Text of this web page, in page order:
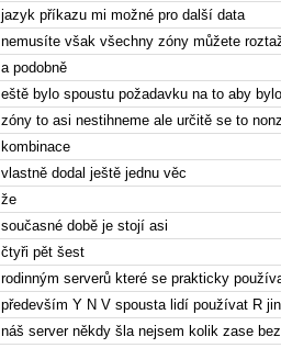
jazyk příkazu mi možné pro další data
nemusíte však všechny zóny můžete
a podobně
eště bylo spoustu požadavku na to aby
zóny to asi nestihneme ale určitě se to
kombinace
vlastně dodal ještě jednu věc
že
současné době je stojí asi
čtyři pět šest
rodinným serverů které se prakticky
především Y N V spousta lidí používat R
náš server někdy šla nejsem kolik zase